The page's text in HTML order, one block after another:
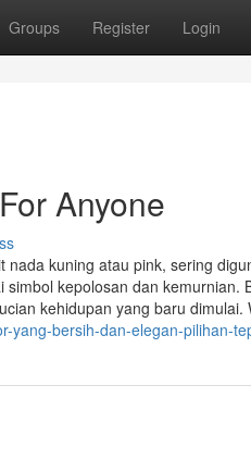
Groups Register Login
Anyone
kuning atau pink, sering
kepolosan dan kemurnian.
kehidupan yang baru dimulai.
yang-bersih-dan-elegan-pilihan-